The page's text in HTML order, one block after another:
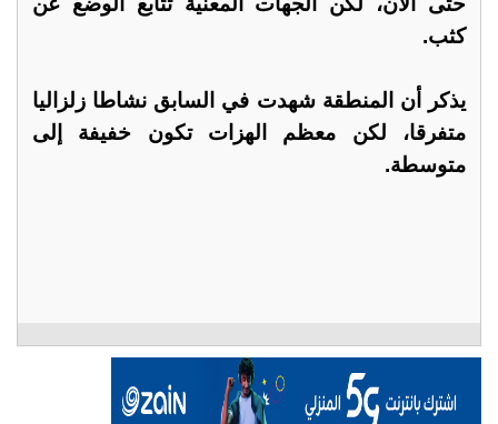
كثب.
يذكر أن المنطقة شهدت في السابق نشاطا زلزاليا
متفرقا، لكن معظم الهزات تكون خفيفة إلى
متوسطة.